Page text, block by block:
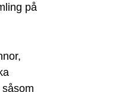
på